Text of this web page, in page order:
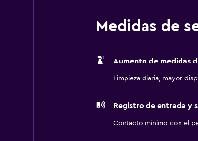
Medidas de
Aumento de medidas
Limpieza diaria, mayor
Registro de entrada y
Contacto mínimo con el